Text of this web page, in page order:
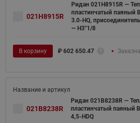
021H8915R
Ридан 021H8915R —
пластинчатый паяный
3.0-HQ,
— H3''1/8
В корзину ₽ 602 650.47
021B8238R
Ридан 021B8238R —
пластинчатый паяный
4,5-HDQ